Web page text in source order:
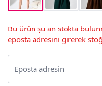
Bu ürün şu an stokta
eposta adresini girerek